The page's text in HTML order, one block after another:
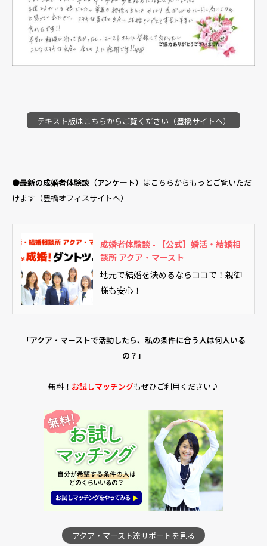
テキスト版はこちらからご覧ください（豊橋サイトへ）
●最新の成婚者体験談（アンケート） はこちらからもっとご覧いただ
けます（豊橋オフィスサイトへ）
成婚者体験談 - 【公式】婚活・結婚相
談所 アクア・マースト
地元で結婚を決めるならココで！親御
様も安心！
「アクア・マーストで活動したら、私の条件に合う人は何人いる
の？」
無料！ お試しマッチングもぜひご利用ください♪
アクア・マースト流サポートを見る